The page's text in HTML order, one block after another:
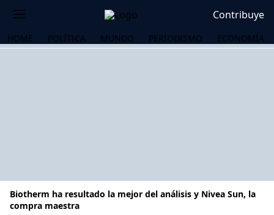
Contribuye
HOME POLÍTICA MUNDO PERIODISMO ECONOMÍA
Biotherm ha resultado la mejor del análisis y Nivea Sun, la
compra maestra